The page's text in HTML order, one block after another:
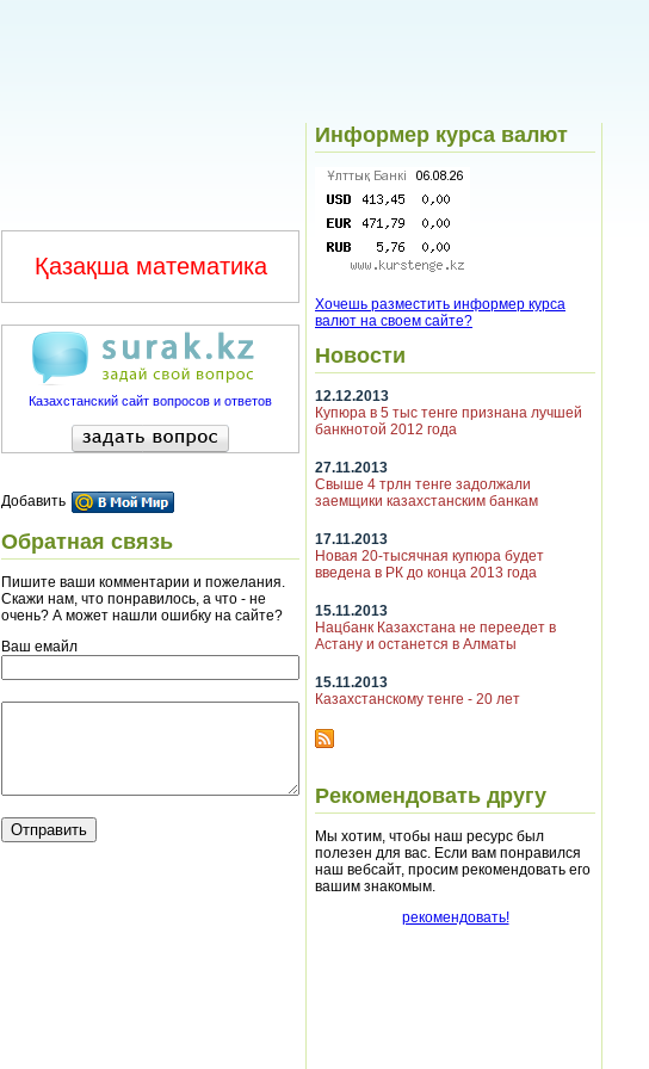
Қазақша математика
Казахстанский сайт вопросов и ответов
Добавить
Обратная связь
Пишите ваши комментарии и пожелания.
Скажи нам, что понравилось, а что - не
очень? А может нашли ошибку на сайте?
Ваш емайл
Информер курса валют
Хочешь разместить информер курса
валют на своем сайте?
Новости
12.12.2013
Купюра в 5 тыс тенге признана лучшей
банкнотой 2012 года
27.11.2013
Свыше 4 трлн тенге задолжали
заемщики казахстанским банкам
17.11.2013
Новая 20-тысячная купюра будет
введена в РК до конца 2013 года
15.11.2013
Нацбанк Казахстана не переедет в
Астану и останется в Алматы
15.11.2013
Казахстанскому тенге - 20 лет
Рекомендовать другу
Мы хотим, чтобы наш ресурс был
полезен для вас. Если вам понравился
наш вебсайт, просим рекомендовать его
вашим знакомым.
рекомендовать!